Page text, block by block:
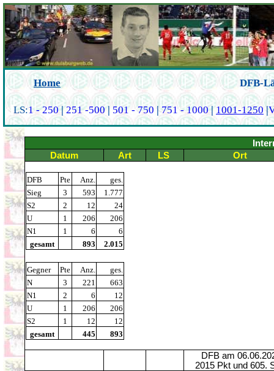
Home DFB-
LS:1 - 250 | 251 -500 | 501 - 750 | 751 - 1000 | 1001-1250 |
Datum
Art LS Ort
DFB Pte Anz.
ges.
Sieg
3 593
1.777
S2
2 12
24
U
1 206
206
N1
1 6
6
gesamt
893 2.015
Gegner Pte Anz.
ges.
N
3 221
663
N1
2 6
12
U
1 206
206
S2
1 12
12
gesamt
445 893
DFB am
2015 Pkt und 605.